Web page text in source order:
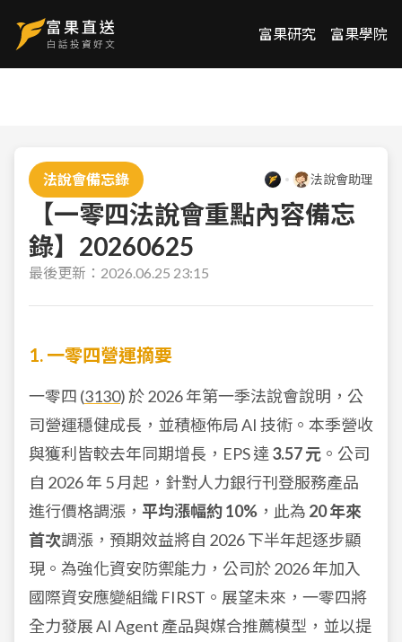
富果研究 富果學院
法說會備忘錄 法說會助理
【一零四法說會重點內容備忘
錄】20260625
最後更新： 2026.06.25 23:15
1. 一零四營運摘要
一零四 (3130) 於 2026 年第一季法說會說明，公
司營運穩健成長，並積極佈局 AI 技術。本季營收
與獲利皆較去年同期增長，EPS 達 3.57 元 。公司
自 2026 年 5 月起，針對人力銀行刊登服務產品
進行價格調漲， 平均漲幅約 10% ，此為 20 年來
首次調漲，預期效益將自 2026 下半年起逐步顯
現。為強化資安防禦能力，公司於 2026 年加入
國際資安應變組織 FIRST。展望未來，一零四將
全力發展 AI Agent 產品與媒合推薦模型，並以提